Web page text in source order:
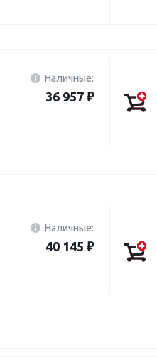
Наличные:
36 957 ₽
Наличные:
40 145 ₽